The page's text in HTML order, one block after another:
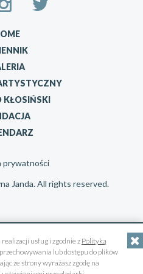
KŁOSIŃSKI
prywatności
Janda. All rights reserved.
usług i zgodnie zPolityką
lub dostępu do plików
ze strony wyrażasz zgodę na